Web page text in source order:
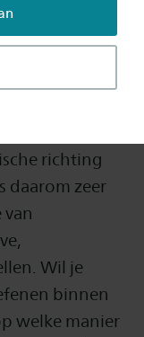
is sterk in
is
geworden van
richting
daarom zeer
Wil je
binnen
welke manier